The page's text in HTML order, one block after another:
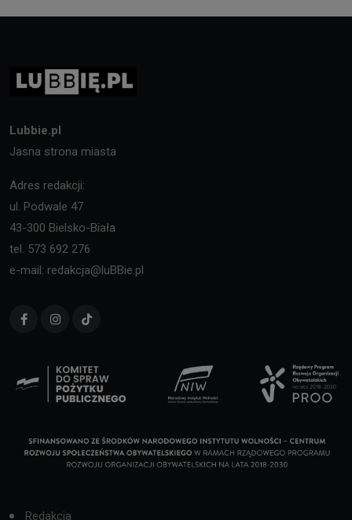
Lubbie.pl
Jasna strona miasta
Adres redakcji:
ul. Podwale 47
43-300 Bielsko-Biała
tel. 573 692 276
e-mail: redakcja@luBBie.pl
Redakcja